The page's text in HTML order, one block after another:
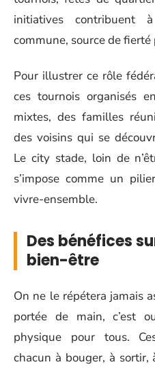
initiatives contribuent
commune, source de fierté
Pour illustrer ce rôle
ces tournois organisés
mixtes, des familles
des voisins qui se
Le city stade, loin de
s’impose comme un
vivre-ensemble.
Des bénéfices
bien-être
On ne le répétera jamais
portée de main, c’est
physique pour tous.
chacun à bouger, à sortir,